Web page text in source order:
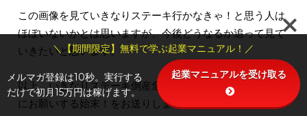
この画像を見ていきなりステーキ行かなきゃ！と思う人は
ほぼいないかとは思いますが、今後どうなるか追って見て
いきたいと思います。
以上、いきなりステーキ倒産危機？経営不振で社長がお客
にお願いする始末！をお送りしました。
＼【期間限定】無料で学ぶ起業マニュアル！／
メルマガ登録は10秒。実行する
だけで初月15万円は稼げます。
起業マニュアルを受け取る